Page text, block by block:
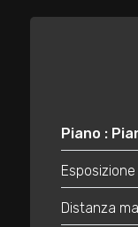
Piano :
Distanza